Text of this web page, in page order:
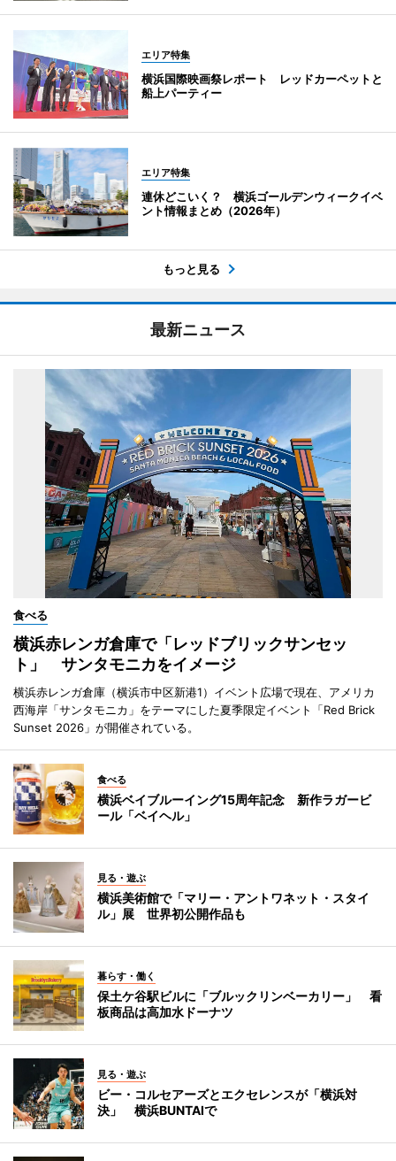
エリア特集
横浜国際映画祭レポート レッドカーペットと
船上パーティー
エリア特集
連休どこいく？ 横浜ゴールデンウィークイベ
ント情報まとめ（2026年）
もっと見る
最新ニュース
食べる
横浜赤レンガ倉庫で「レッドブリックサンセッ
ト」 サンタモニカをイメージ
横浜赤レンガ倉庫（横浜市中区新港1）イベント広場で現在、アメリカ
西海岸「サンタモニカ」をテーマにした夏季限定イベント「Red Brick
Sunset 2026」が開催されている。
食べる
横浜ベイブルーイング15周年記念 新作ラガービ
ール「ベイヘル」
見る・遊ぶ
横浜美術館で「マリー・アントワネット・スタイ
ル」展 世界初公開作品も
暮らす・働く
保土ケ谷駅ビルに「ブルックリンベーカリー」 看
板商品は高加水ドーナツ
見る・遊ぶ
ビー・コルセアーズとエクセレンスが「横浜対
決」 横浜BUNTAIで